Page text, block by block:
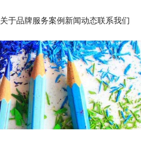
关于品牌服务案例新闻动态联系我们